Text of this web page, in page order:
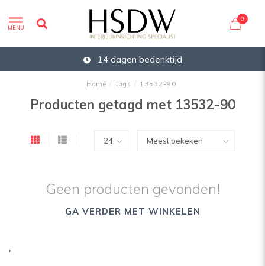
MENU
0
14 dagen bedenktijd
Home / Tags / 13532-90
Producten getagd met 13532-90
Geen producten gevonden!
GA VERDER MET WINKELEN
'